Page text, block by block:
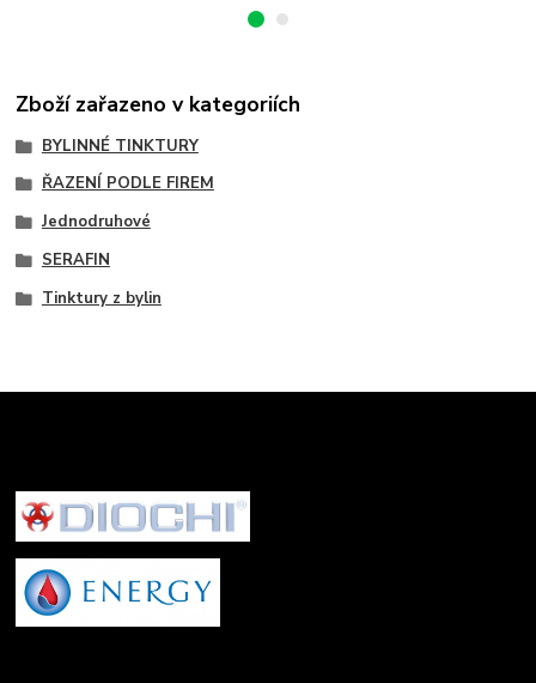
Zboží zařazeno v kategoriích
BYLINNÉ TINKTURY
ŘAZENÍ PODLE FIREM
Jednodruhové
SERAFIN
Tinktury z bylin